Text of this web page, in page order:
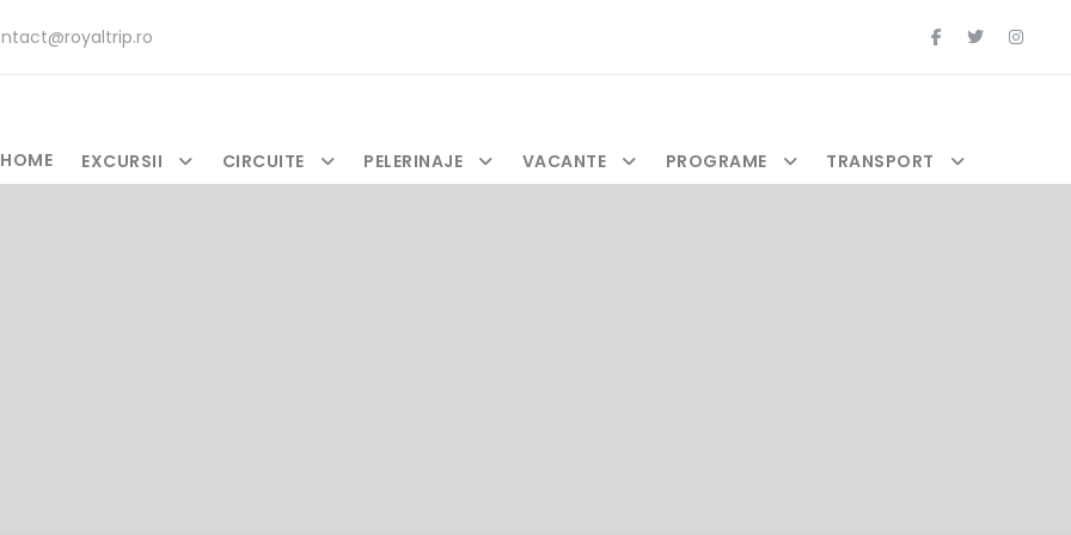
HOME EXCURSII CIRCUITE PELERINAJE VACANTE PROGRAME TRANSPORT